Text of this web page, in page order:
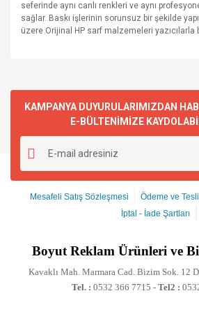
seferinde aynı canlı renkleri ve aynı
sağlar. Baskı işlerinin sorunsuz bir şekilde
üzere Orijinal HP sarf malzemeleri yazıcılarla
KAMPANYA DUYURULARIMIZDAN
E-BÜLTENİMİZE
Mesafeli Satış Sözleşmesi Ödeme ve
İptal - İade Şartları
Boyut Reklam Ürünleri ve
Kavaklı Mah. Marmara Cad. Bizim Sok. 12
Tel. : 0532 366 7715 - Tel2 :